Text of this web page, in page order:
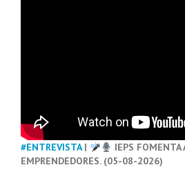
#ENTREVISTA|
IEPS FOMENTA
EMPRENDEDORES. (05-08-2026)